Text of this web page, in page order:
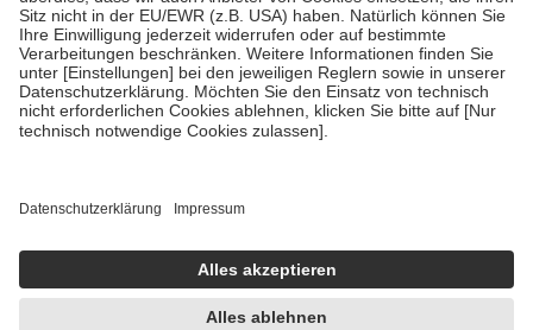
mit Ausnahme der Fahrkosten
• Untersuchungen zur Vorsorge und Früherkennung, die von der
GKV getragen werden
• empfohlenen Schutzimpfungen
• Harn- und Blutteststreifen
getroffen, um sicherzustellen, dass es sich um echte Bewertungen
https://help.etrusted.com/hc/de/articles/4419944605341
Einige Bilder und Inhalte wurden unter Zuhilfenahme künstlicher